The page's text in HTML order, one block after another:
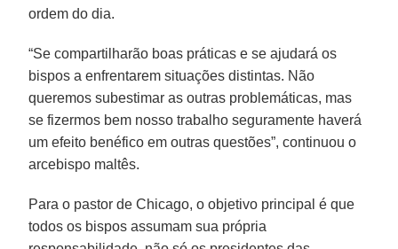
ordem do dia.
“Se compartilharão boas práticas e se ajudará os
bispos a enfrentarem situações distintas. Não
queremos subestimar as outras problemáticas, mas
se fizermos bem nosso trabalho seguramente haverá
um efeito benéfico em outras questões”, continuou o
arcebispo maltês.
Para o pastor de Chicago, o objetivo principal é que
todos os bispos assumam sua própria